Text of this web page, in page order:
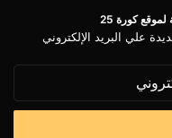
كورة 25
علي البريد الإلكتروني